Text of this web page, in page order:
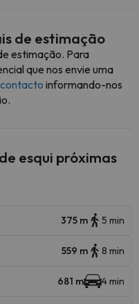
de estimação
estimação. Para
que nos envie uma
informando-nos
esqui próximas
375 m 5 min
559 m 8 min
681 m 4 min